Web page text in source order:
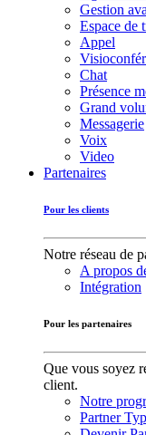
Gestion
Espace de
Appel
Chat
Présence
Grand
Messagerie
Voix
Video
Partenaires
Pour les clients
Notre réseau de
A propos
Intégration
Pour les partenaires
Que vous soyez
client.
Notre
Partner